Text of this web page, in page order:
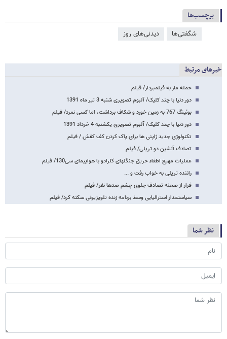
برچسب‌ها
شگفتی‌ها دیدنی‌های روز
خبرهای مرتبط
حمله مار به فیلمبردار/ فیلم
دور دنیا با چند کلیک/ آلبوم تصویری شنبه 3 تیر ماه 1391
بوئینگ 767 به زمین خورد و شکاف برداشت، اما کسی نمرد/ فیلم
دور دنیا با چند کلیک/ آلبوم تصویری یکشنبه 4 خرداد 1391
تکنولوژی جدید ژاپنی ها برای پاک کردن کف کفش / فیلم
تصادف آتشین دو تریلی/ فیلم
عملیات مهیج اطفاء حریق جنگلهای کلرادو با هواپیمای سی130/ فیلم
راننده تریلی به خواب رفت و ...
فرار از صحنه تصادف جلوی چشم صدها نفر/ فیلم
سیاستمدار استرالیایی وسط برنامه زنده تلویزیونی سکته کرد/ فیلم
نظر شما